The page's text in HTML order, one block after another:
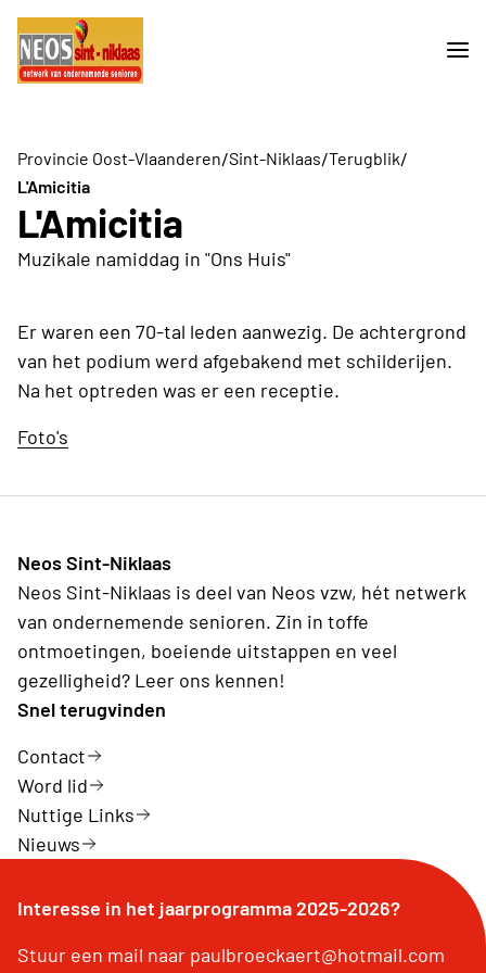
Provincie Oost-Vlaanderen/Sint-Niklaas/Terugblik/
L'Amicitia
L'Amicitia
Muzikale namiddag in "Ons Huis"
Er waren een 70-tal leden aanwezig. De achtergrond
van het podium werd afgebakend met schilderijen.
Na het optreden was er een receptie.
Foto's
Neos Sint-Niklaas
Neos Sint-Niklaas is deel van Neos vzw, hét netwerk
van ondernemende senioren. Zin in toffe
ontmoetingen, boeiende uitstappen en veel
gezelligheid? Leer ons kennen!
Snel terugvinden
Contact
Word lid
Nuttige Links
Nieuws
Interesse in het jaarprogramma 2025-2026?
Stuur een mail naar paulbroeckaert@hotmail.com